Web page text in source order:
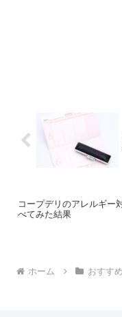
コープデリのアレルギー
べてみた結果
ホーム おすす